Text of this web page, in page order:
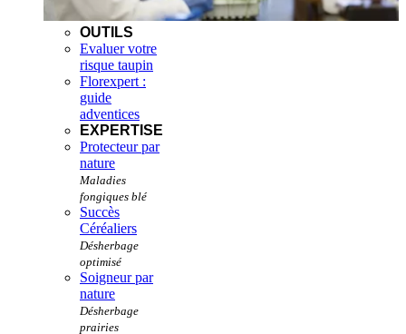
OUTILS
Evaluer votre
risque taupin
Florexpert :
guide
adventices
EXPERTISE
Protecteur par
nature
Succès
Céréaliers
Soigneur par
nature